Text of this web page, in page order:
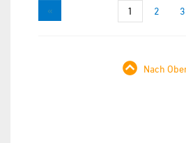
« 1 2 3
Nach